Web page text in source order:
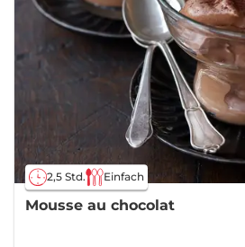
2,5 Std. Einfach
Mousse au chocolat